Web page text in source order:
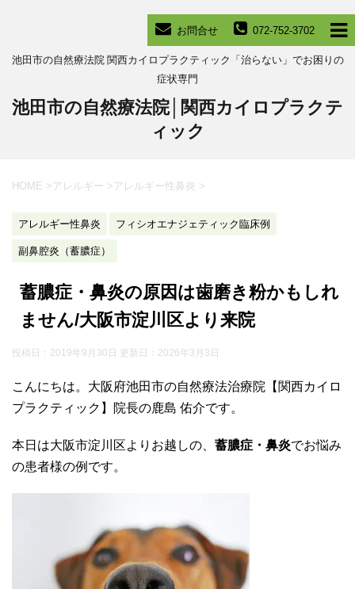
072-752-3702
お問合せ
池田市の自然療法院 関西カイロプラクティック「治らない」でお困りの
症状専門
池田市の自然療法院│関西カイロプラクテ
ィック
HOME > アレルギー > アレルギー性鼻炎 >
アレルギー性鼻炎 フィシオエナジェティック臨床例
副鼻腔炎（蓄膿症）
蓄膿症・鼻炎の原因は歯磨き粉かもしれ
ません/大阪市淀川区より来院
投稿日：2019年9月30日 更新日： 2026年3月3日
こんにちは。大阪府池田市の自然療法治療院【関西カイロ
プラクティック】院長の鹿島 佑介です。
本日は大阪市淀川区よりお越しの、 蓄膿症・鼻炎でお悩み
の患者様の例です。